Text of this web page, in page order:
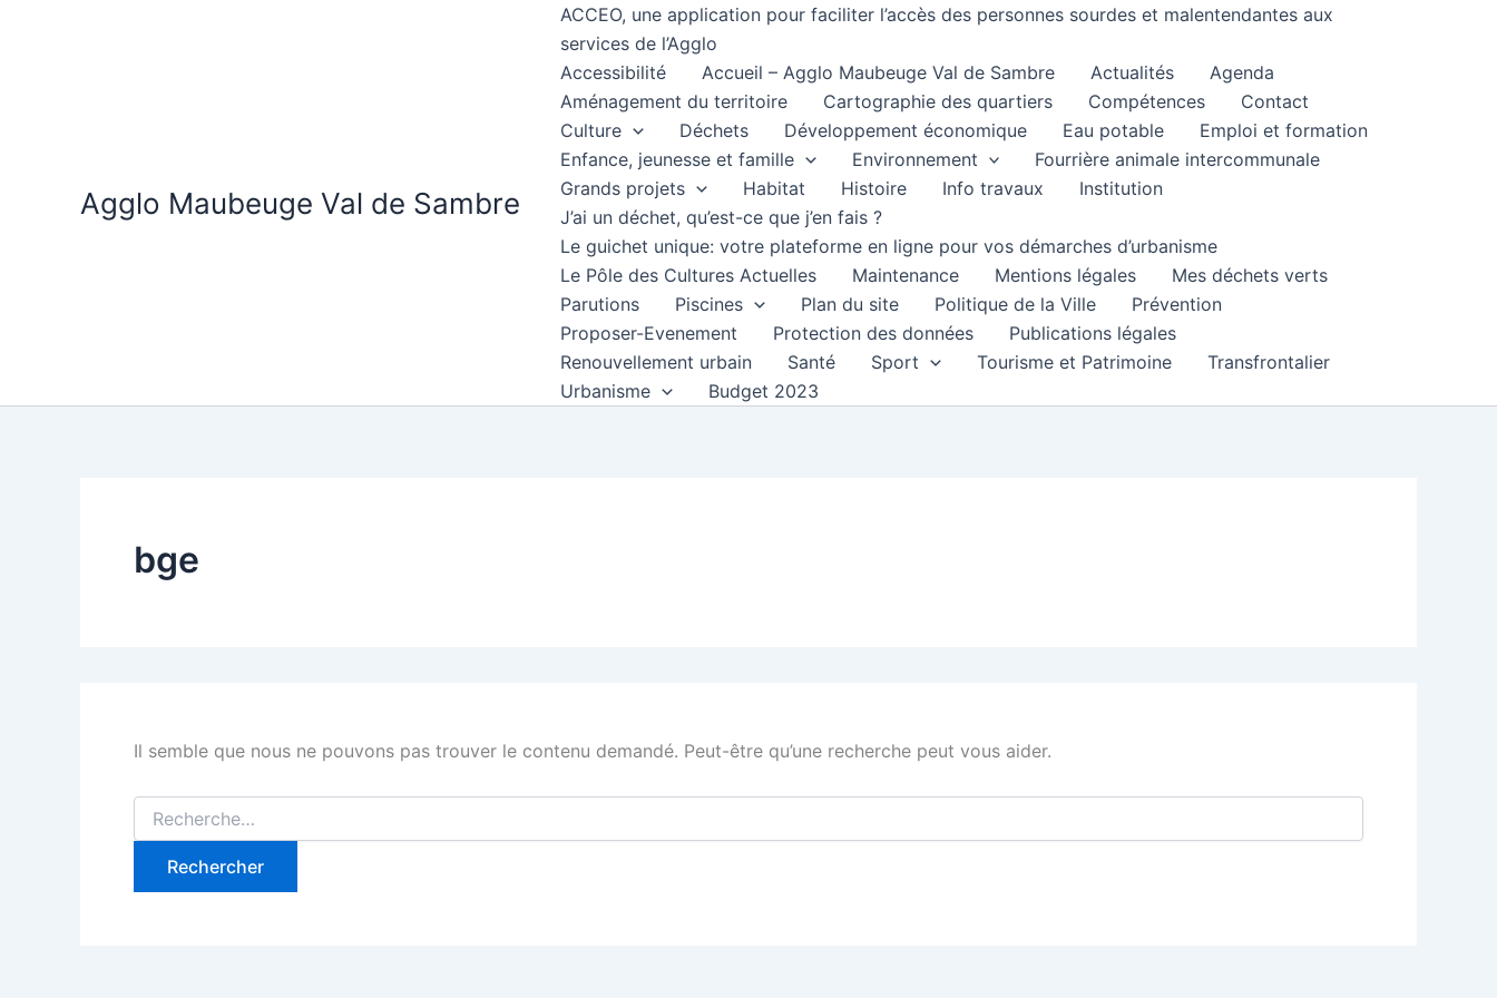
Agglo Maubeuge Val de Sambre
ACCEO, une application pour faciliter l’accès des personnes sourdes et malentendantes aux
services de l’Agglo
Accessibilité
Accueil – Agglo Maubeuge Val de Sambre Actualités
Agenda
Aménagement du territoire
Cartographie des quartiers Compétences
Contact
Culture
Déchets Développement économique Eau potable
Emploi et formation
Enfance, jeunesse et famille
Environnement
Fourrière animale intercommunale
Grands projets
Habitat Histoire Info travaux
Institution
J’ai un déchet, qu’est-ce que j’en fais ?
Le guichet unique: votre plateforme en ligne pour vos démarches d’urbanisme
Le Pôle des Cultures Actuelles
Maintenance Mentions légales
Mes déchets verts
Parutions
Piscines Plan du site Politique de la Ville
Prévention
Proposer-Evenement
Protection des données
Publications légales
Renouvellement urbain
Santé Sport Tourisme et Patrimoine
Transfrontalier
Urbanisme
Budget 2023
bge
Il semble que nous ne pouvons pas trouver le contenu demandé. Peut-être qu’une recherche peut vous aider.
Rechercher :